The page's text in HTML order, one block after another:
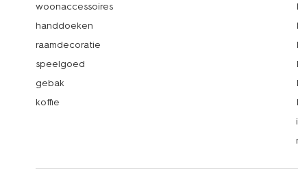
woonaccessoires
handdoeken
raamdecoratie
speelgoed
gebak
koffie